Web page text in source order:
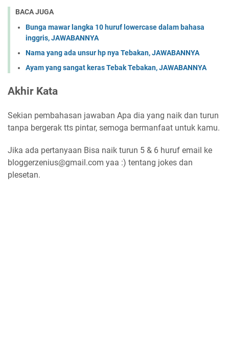
BACA JUGA
Bunga mawar langka 10 huruf lowercase dalam bahasa
inggris, JAWABANNYA
Nama yang ada unsur hp nya Tebakan, JAWABANNYA
Ayam yang sangat keras Tebak Tebakan, JAWABANNYA
Akhir Kata
Sekian pembahasan jawaban Apa dia yang naik dan turun
tanpa bergerak tts pintar, semoga bermanfaat untuk kamu.
Jika ada pertanyaan Bisa naik turun 5 & 6 huruf email ke
bloggerzenius@gmail.com yaa :) tentang jokes dan
plesetan.